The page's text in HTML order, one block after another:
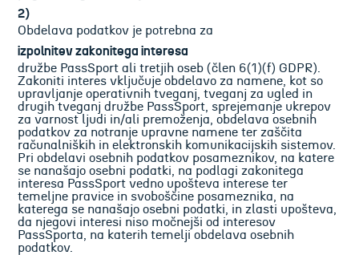
2)
Obdelava podatkov je potrebna za
izpolnitev zakonitega interesa
družbe PassSport ali tretjih oseb (člen 6(1)(f) GDPR).
Zakoniti interes vključuje obdelavo za namene, kot so
upravljanje operativnih tveganj, tveganj za ugled in
drugih tveganj družbe PassSport, sprejemanje ukrepov
za varnost ljudi in/ali premoženja, obdelava osebnih
podatkov za notranje upravne namene ter zaščita
računalniških in elektronskih komunikacijskih sistemov.
Pri obdelavi osebnih podatkov posameznikov, na katere
se nanašajo osebni podatki, na podlagi zakonitega
interesa PassSport vedno upošteva interese ter
temeljne pravice in svoboščine posameznika, na
katerega se nanašajo osebni podatki, in zlasti upošteva,
da njegovi interesi niso močnejši od interesov
PassSporta, na katerih temelji obdelava osebnih
podatkov.